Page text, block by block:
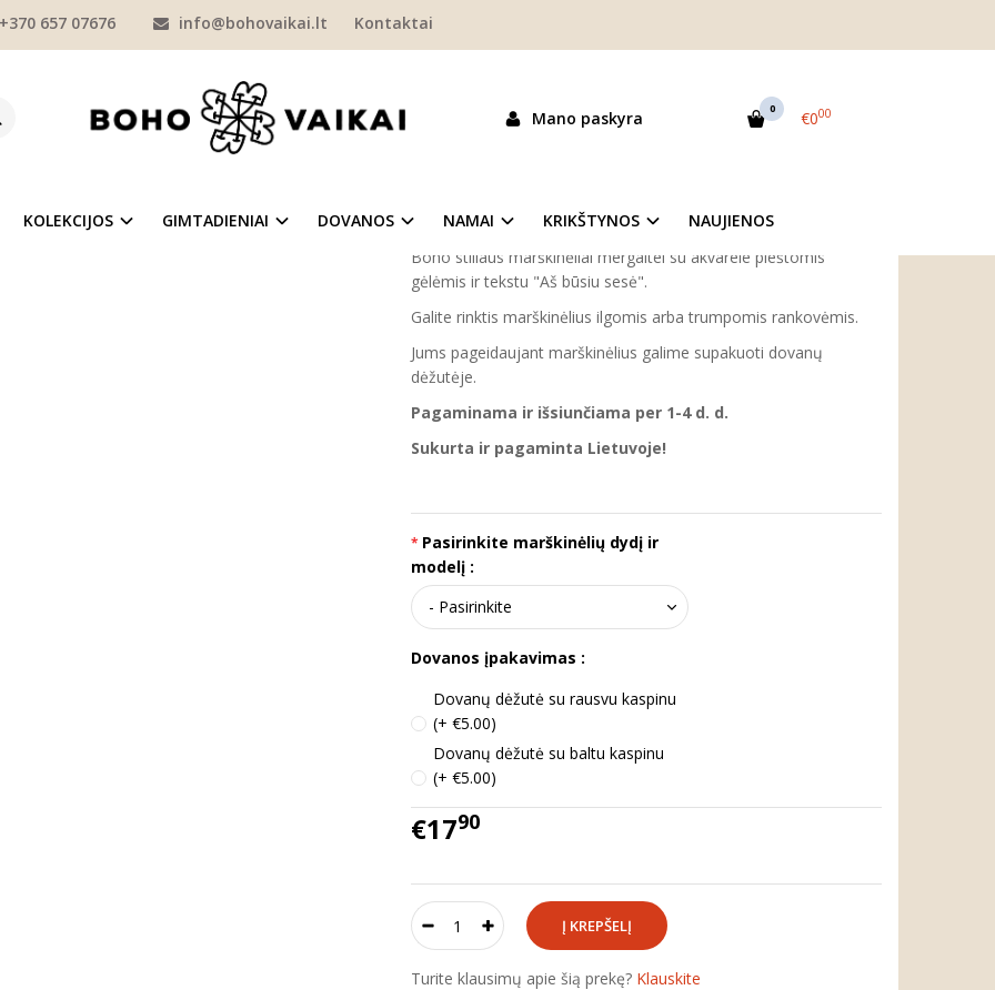
657 07676 info@bohovaikai.lt Kontaktai
Mano paskyra 0 €000
KOLEKCIJOS GIMTADIENIAI DOVANOS NAMAI KRIKŠTYNOS NAUJIENOS
MERGAITEI "AŠ BŪSIU SESĖ"
Boho stiliaus marškinėliai mergaitei su akvarele pieštomis
gėlėmis ir tekstu "Aš būsiu sesė".
Galite rinktis marškinėlius ilgomis arba trumpomis rankovėmis.
Jums pageidaujant marškinėlius galime supakuoti dovanų
dėžutėje.
Pagaminama ir išsiunčiama per 1-4 d. d.
Sukurta ir pagaminta Lietuvoje!
Pasirinkite marškinėlių dydį ir
modelį :
Dovanos įpakavimas :
Dovanų dėžutė su rausvu kaspinu
(+ €5.00)
Dovanų dėžutė su baltu kaspinu
(+ €5.00)
€1790
Turite klausimų apie šią prekę? Klauskite